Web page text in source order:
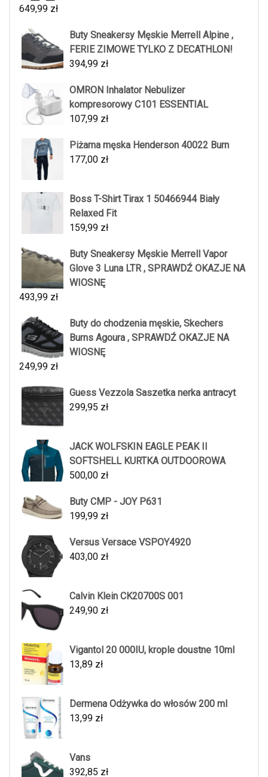
649,99 zł
Buty Sneakersy Męskie Merrell Alpine ,
FERIE ZIMOWE TYLKO Z DECATHLON!
394,99 zł
OMRON Inhalator Nebulizer
kompresorowy C101 ESSENTIAL
107,99 zł
Piżama męska Henderson 40022 Burn
177,00 zł
Boss T-Shirt Tirax 1 50466944 Biały
Relaxed Fit
159,99 zł
Buty Sneakersy Męskie Merrell Vapor
Glove 3 Luna LTR , SPRAWDŹ OKAZJE NA
WIOSNĘ
493,99 zł
Buty do chodzenia męskie, Skechers
Burns Agoura , SPRAWDŹ OKAZJE NA
WIOSNĘ
249,99 zł
Guess Vezzola Saszetka nerka antracyt
299,95 zł
JACK WOLFSKIN EAGLE PEAK II
SOFTSHELL KURTKA OUTDOOROWA
500,00 zł
Buty CMP - JOY P631
199,99 zł
Versus Versace VSPOY4920
403,00 zł
Calvin Klein CK20700S 001
249,90 zł
Vigantol 20 000IU, krople doustne 10ml
13,89 zł
Dermena Odżywka do włosów 200 ml
13,99 zł
Vans
392,85 zł